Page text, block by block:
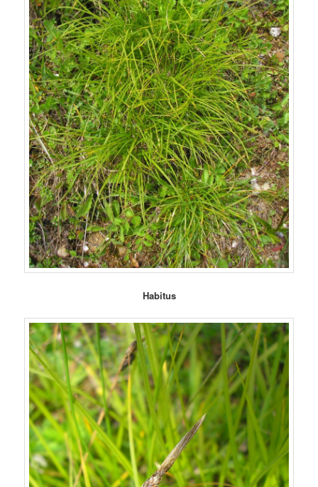
Habitus